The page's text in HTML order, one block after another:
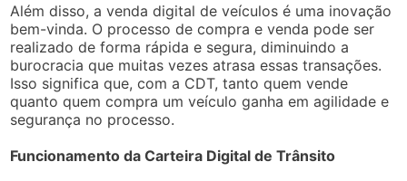
Além disso, a venda digital de veículos é uma inovação
bem-vinda. O processo de compra e venda pode ser
realizado de forma rápida e segura, diminuindo a
burocracia que muitas vezes atrasa essas transações.
Isso significa que, com a CDT, tanto quem vende
quanto quem compra um veículo ganha em agilidade e
segurança no processo.
Funcionamento da Carteira Digital de Trânsito